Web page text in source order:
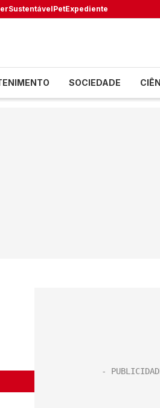
SustentávelPetExpediente
SOCIEDADE